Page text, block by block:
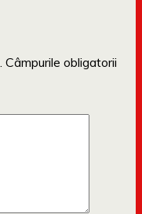
Câmpurile obligatorii